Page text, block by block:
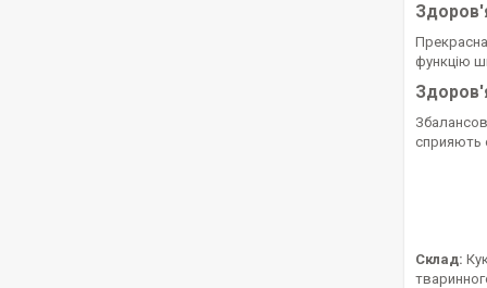
функцію
сприяють
Склад: